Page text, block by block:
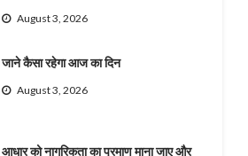
August 3, 2026
जाने कैसा रहेगा आज का दिन
August 3, 2026
आधार को नागरिकता का प्रमाण माना जाए और